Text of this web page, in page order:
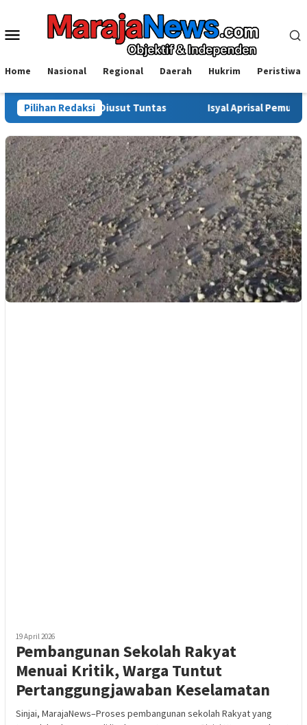
konten
Menu
Home Nasional Regional Daerah Hukrim Peristiwa
Pilihan Redaksi
Diusut Tuntas Isyal Aprisal Pemuda Sinjai Soroti
19 April 2026
Pembangunan Sekolah Rakyat
Menuai Kritik, Warga Tuntut
Pertanggungjawaban Keselamatan
Sinjai, MarajaNews–Proses pembangunan sekolah Rakyat yang